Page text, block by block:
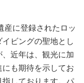
産に登録されたロッ
ビングの聖地とし
近年は、観光に加
も期待を示してお
指しております。パ